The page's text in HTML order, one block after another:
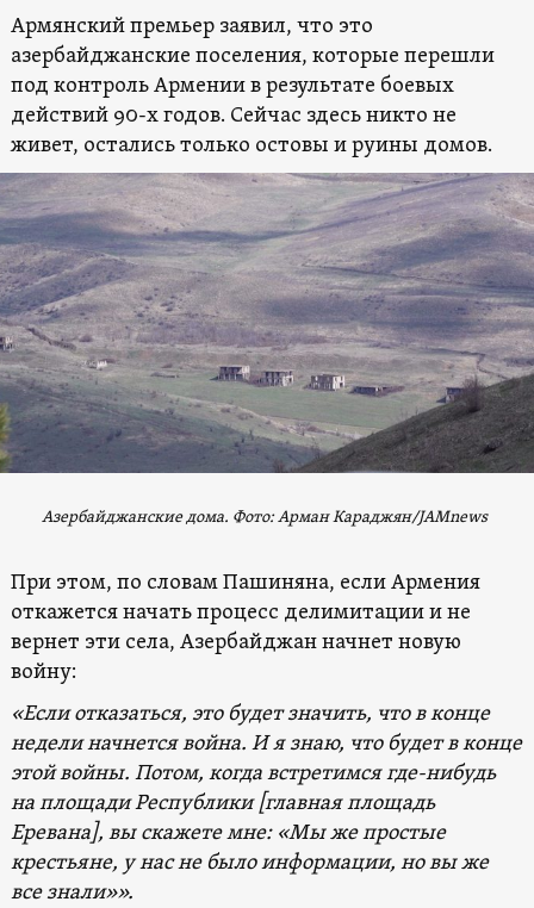
Армянский премьер заявил, что это
азербайджанские поселения, которые перешли
под контроль Армении в результате боевых
действий 90-х годов. Сейчас здесь никто не
живет, остались только остовы и руины домов.
Азербайджанские дома. Фото: Арман Караджян/JAMnews
При этом, по словам Пашиняна, если Армения
откажется начать процесс делимитации и не
вернет эти села, Азербайджан начнет новую
войну:
«Если отказаться, это будет значить, что в конце
недели начнется война. И я знаю, что будет в конце
этой войны. Потом, когда встретимся где-нибудь
на площади Республики [главная площадь
Еревана], вы скажете мне: «Мы же простые
крестьяне, у нас не было информации, но вы же
все знали»».